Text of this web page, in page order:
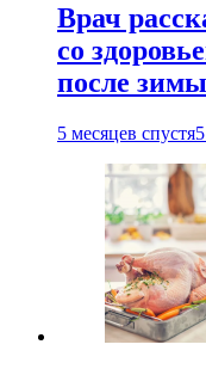
Врач
со
после зимы
5 месяцев спустя